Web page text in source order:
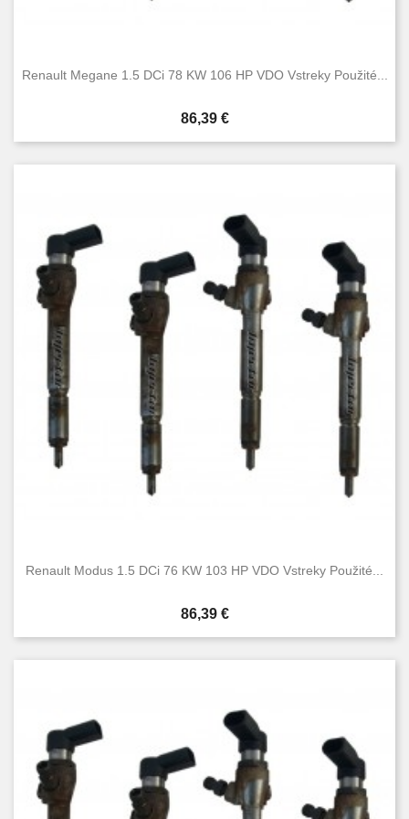
Renault Megane 1.5 DCi 78 KW 106 HP VDO Vstreky Použité...
Cena
86,39 €
Renault Modus 1.5 DCi 76 KW 103 HP VDO Vstreky Použité...
Cena
86,39 €